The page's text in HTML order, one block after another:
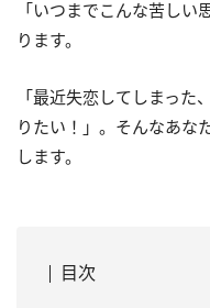
「いつまでこんな苦し
ります。
「最近失恋してしまっ
りたい！」。そんなあな
します。
目次